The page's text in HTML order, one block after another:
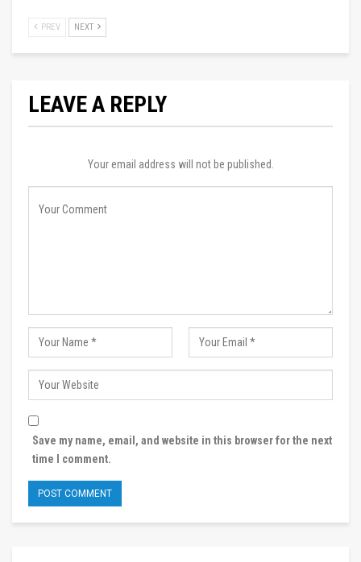
PREV NEXT
LEAVE A REPLY
Your email address will not be published.
Save my name, email, and website in this browser for the next
time I comment.